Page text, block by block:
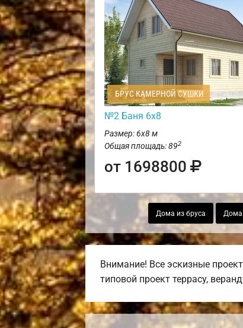
БРУС КАМЕРНОЙ СУШКИ
№2 Баня 6х8
Размер: 6х8 м
Общая площадь: 892
от 1698800
Дома из бруса Дома
Внимание! Все эскизные
типовой проект террасу,